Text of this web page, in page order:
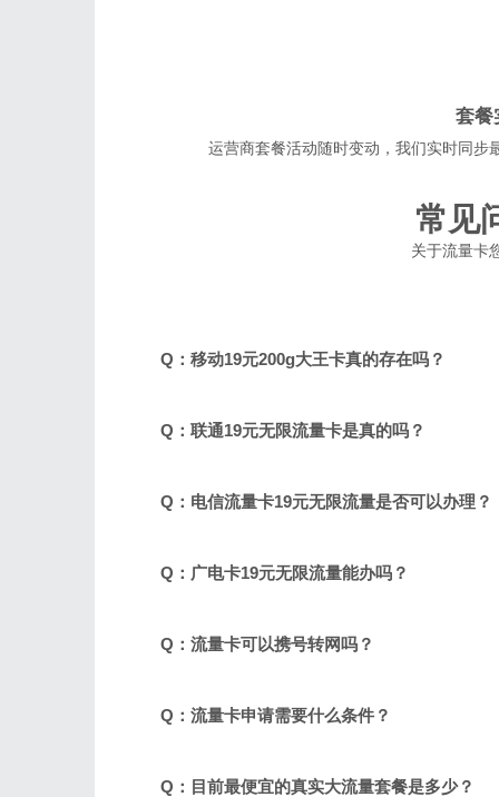
套餐
运营商套餐活动随时变动，我们实时同步
常见
关于流量卡
Q：移动19元200g大王卡真的存在吗？
Q：联通19元无限流量卡是真的吗？
Q：电信流量卡19元无限流量是否可以办理？
Q：广电卡19元无限流量能办吗？
Q：流量卡可以携号转网吗？
Q：流量卡申请需要什么条件？
Q：目前最便宜的真实大流量套餐是多少？